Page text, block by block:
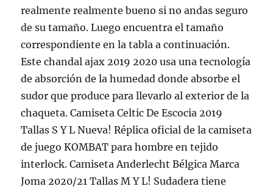
realmente realmente bueno si no andas seguro
de su tamaño. Luego encuentra el tamaño
correspondiente en la tabla a continuación.
Este chandal ajax 2019 2020 usa una tecnología
de absorción de la humedad donde absorbe el
sudor que produce para llevarlo al exterior de la
chaqueta. Camiseta Celtic De Escocia 2019
Tallas S Y L Nueva! Réplica oficial de la camiseta
de juego KOMBAT para hombre en tejido
interlock. Camiseta Anderlecht Bélgica Marca
Joma 2020/21 Tallas M Y L! Sudadera tiene